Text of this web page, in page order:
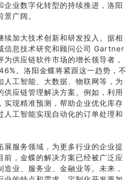
企业数字化转型的持续推进，洛阳
广阔。
续加大技术创新和研发投入。据相
信息技术研究和顾问公司 Gartner
供应链软件市场的增长领导者，
。洛阳金蝶将紧跟这一趋势，不
人工智能、大数据、物联网等，为
供应链管理解决方案。例如，利用
实现精准预测，帮助企业优化库存
人工智能实现自动化的订单处理和
展服务领域，为更多行业的企业提
前，金蝶的解决方案已经被广泛应
造业、服务业、金融业等。未来，